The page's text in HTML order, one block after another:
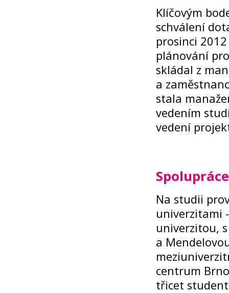
Klíčovým
schválení
prosinci
plánování
skládal z
a
stala
vedením
vedení
Spolupráce
Na studii
univerzitami
univerzitou,
a
centrum
třicet